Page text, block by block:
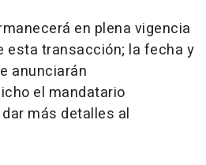
en plena vigencia
esta transacción; la fecha y
anunciarán
el mandatario
más detalles al